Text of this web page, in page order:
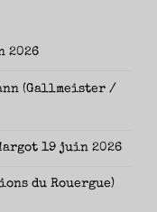
2026
(Gallmeister /
19 juin 2026
du Rouergue)